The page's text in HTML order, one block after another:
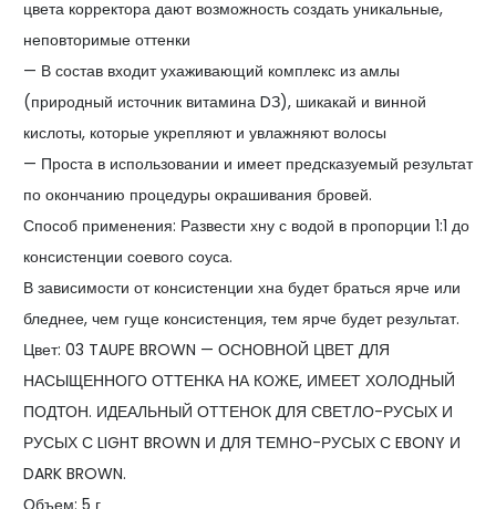
цвета корректора дают возможность создать уникальные,
неповторимые оттенки
— В состав входит ухаживающий комплекс из амлы
(природный источник витамина DЗ), шикакай и винной
кислоты, которые укрепляют и увлажняют волосы
— Проста в использовании и имеет предсказуемый результат
по окончанию процедуры окрашивания бровей.
Способ применения: Развести хну с водой в пропорции 1:1 до
консистенции соевого соуса.
В зависимости от консистенции хна будет браться ярче или
бледнее, чем гуще консистенция, тем ярче будет результат.
Цвет: 03 TAUPE BROWN — ОСНОВНОЙ ЦВЕТ ДЛЯ
НАСЫЩЕННОГО ОТТЕНКА НА КОЖЕ, ИМЕЕТ ХОЛОДНЫЙ
ПОДТОН. ИДЕАЛЬНЫЙ ОТТЕНОК ДЛЯ СВЕТЛО-РУСЫХ И
РУСЫХ С LIGHT BROWN И ДЛЯ ТЕМНО-РУСЫХ С EBONY И
DARK BROWN.
Объем: 5 г